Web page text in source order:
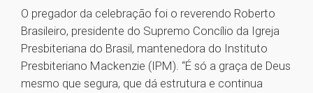
O pregador da celebração foi o reverendo Roberto
Brasileiro, presidente do Supremo Concílio da Igreja
Presbiteriana do Brasil, mantenedora do Instituto
Presbiteriano Mackenzie (IPM). “É só a graça de Deus
mesmo que segura, que dá estrutura e continua